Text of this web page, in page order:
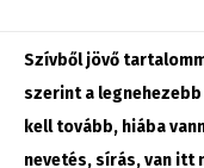
Szívből jövő
szerint a
kell tovább, hiába
nevetés, sírás, van itt